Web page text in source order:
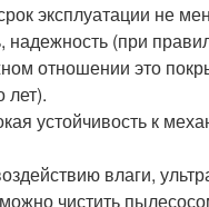
эксплуатации не
надежность (при
отношении это
лет).
устойчивость к
влаги,
чистить